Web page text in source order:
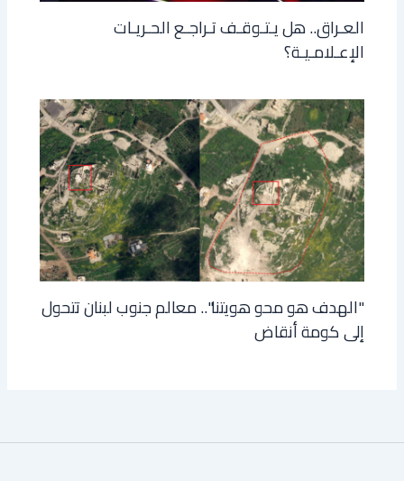
العـراق.. هل يـتـوقـف تـراجـع الحـريـات
الإعـلامـيـة؟
"الهدف هو محو هويتنا".. معالم جنوب لبنان تتحول
إلى كومة أنقاض